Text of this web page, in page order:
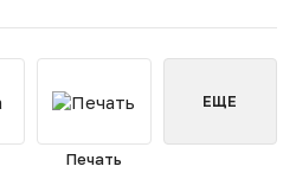
Печать
ЕЩЕ